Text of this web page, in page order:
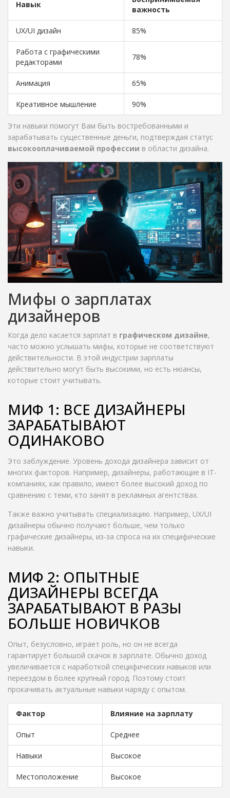
Навык
важность
UX/UI дизайн 85%
Работа с графическими
редакторами
78%
Анимация 65%
Креативное мышление 90%
Эти навыки помогут Вам быть востребованными и
зарабатывать существенные деньги, подтверждая статус
высокооплачиваемой профессии в области дизайна.
Мифы о зарплатах
дизайнеров
Когда дело касается зарплат в графическом дизайне,
часто можно услышать мифы, которые не соответствуют
действительности. В этой индустрии зарплаты
действительно могут быть высокими, но есть нюансы,
которые стоит учитывать.
МИФ 1: ВСЕ ДИЗАЙНЕРЫ
ЗАРАБАТЫВАЮТ
ОДИНАКОВО
Это заблуждение. Уровень дохода дизайнера зависит от
многих факторов. Например, дизайнеры, работающие в IT-
компаниях, как правило, имеют более высокий доход по
сравнению с теми, кто занят в рекламных агентствах.
Также важно учитывать специализацию. Например, UX/UI
дизайнеры обычно получают больше, чем только
графические дизайнеры, из-за спроса на их специфические
навыки.
МИФ 2: ОПЫТНЫЕ
ДИЗАЙНЕРЫ ВСЕГДА
ЗАРАБАТЫВАЮТ В РАЗЫ
БОЛЬШЕ НОВИЧКОВ
Опыт, безусловно, играет роль, но он не всегда
гарантирует большой скачок в зарплате. Обычно доход
увеличивается с наработкой специфических навыков или
переездом в более крупный город. Поэтому стоит
прокачивать актуальные навыки наряду с опытом.
Фактор Влияние на зарплату
Опыт Среднее
Навыки Высокое
Местоположение Высокое